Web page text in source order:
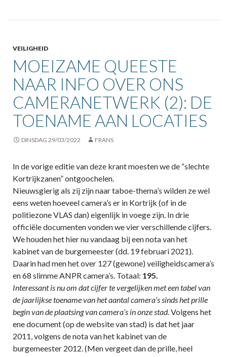
VEILIGHEID
MOEIZAME QUEESTE
NAAR INFO OVER ONS
CAMERANETWERK (2): DE
TOENAME AAN LOCATIES
DINSDAG 29/03/2022 FRANS
In de vorige editie van deze krant moesten we de “slechte
Kortrijkzanen” ontgoochelen.
Nieuwsgierig als zij zijn naar taboe-thema’s wilden ze wel
eens weten hoeveel camera’s er in Kortrijk (of in de
politiezone VLAS dan) eigenlijk in voege zijn. In drie
officiële documenten vonden we vier verschillende cijfers.
We houden het hier nu vandaag bij een nota van het
kabinet van de burgemeester (dd. 19 februari 2021).
Daarin had men het over 127 (gewone) veiligheidscamera’s
en 68 slimme ANPR camera’s. Totaal: 195.
Interessant is nu om dat cijfer te vergelijken met een tabel van
de jaarlijkse toename van het aantal camera’s sinds het prille
begin van de plaatsing van camera’s in onze stad.Volgens het
ene document (op de website van stad) is dat het jaar
2011, volgens de nota van het kabinet van de
burgemeester 2012. (Men vergeet dan de prille, heel